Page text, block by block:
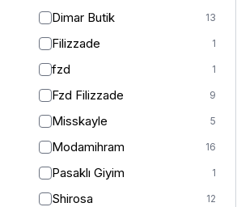
Dimar Butik 13
Filizzade 1
fzd 1
Fzd Filizzade 9
Misskayle 5
Modamihram 16
Pasaklı Giyim 1
Shirosa 12